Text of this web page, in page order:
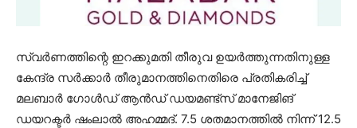
സ്വർണത്തിന്റെ ഇറക്കുമതി തീരുവ ഉയർത്തുന്നതിനുള്ള
കേന്ദ്ര സർക്കാർ തീരുമാനത്തിനെതിരെ പ്രതികരിച്ച്
മലബാർ ഗോൾഡ് ആൻഡ് ഡയമണ്ട്സ് മാനേജിങ്
ഡയറക്ടർ ഷംലാൽ അഹമ്മദ്. 7.5 ശതമാനത്തിൽ നിന്ന് 12.5